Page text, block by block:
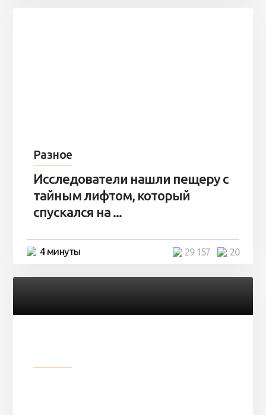
Разное
Исследователи нашли пещеру с
тайным лифтом, который
спускался на ...
4 минуты 20
29 157